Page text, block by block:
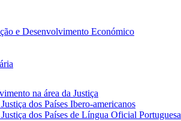
e Desenvolvimento Económico
na área da Justiça
dos Países Ibero-americanos
dos Países de Língua Oficial Portuguesa